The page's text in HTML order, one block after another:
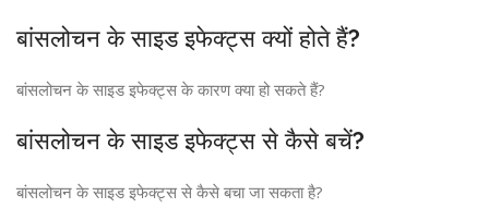
बांसलोचन के साइड इफेक्ट्स क्यों होते हैं?
बांसलोचन के साइड इफेक्ट्स के कारण क्या हो सकते हैं?
बांसलोचन के साइड इफेक्ट्स से कैसे बचें?
बांसलोचन के साइड इफेक्ट्स से कैसे बचा जा सकता है?